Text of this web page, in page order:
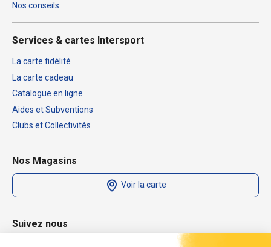
Nos conseils
Services & cartes Intersport
La carte fidélité
La carte cadeau
Catalogue en ligne
Aides et Subventions
Clubs et Collectivités
Nos Magasins
Voir la carte
Suivez nous